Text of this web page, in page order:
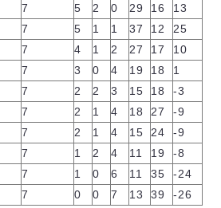
7 5 2 0 29 16
13
7 5 1 1 37 12
25
7 4 1 2 27 17
10
7 3 0 4 19 18
1
7 2 2 3 15 18
-3
7 2 1 4 18 27
-9
7 2 1 4 15 24
-9
7 1 2 4 11 19
-8
7 1 0 6 11 35
-24
7 0 0 7 13 39 -26